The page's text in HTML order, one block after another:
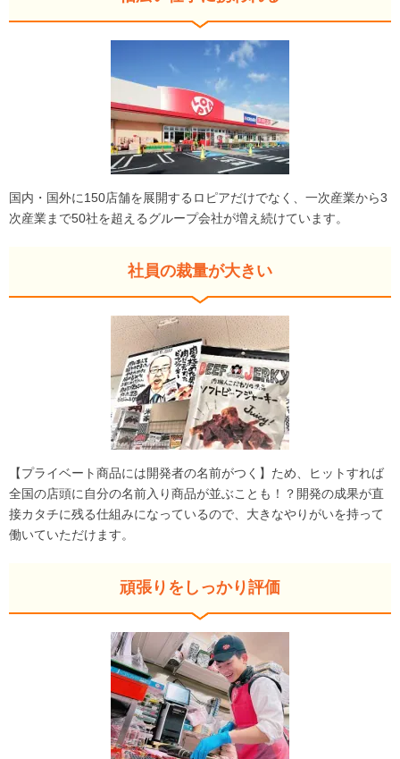
国内・国外に150店舗を展開するロピアだけでなく、一次産業から3
次産業まで50社を超えるグループ会社が増え続けています。
社員の裁量が大きい
【プライベート商品には開発者の名前がつく】ため、ヒットすれば
全国の店頭に自分の名前入り商品が並ぶことも！？開発の成果が直
接カタチに残る仕組みになっているので、大きなやりがいを持って
働いていただけます。
頑張りをしっかり評価